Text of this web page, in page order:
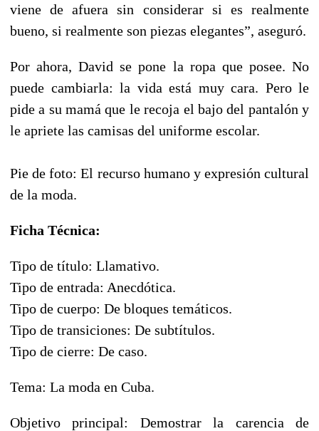
viene de afuera sin considerar si es realmente
bueno, si realmente son piezas elegantes”, aseguró.
Por ahora, David se pone la ropa que posee. No
puede cambiarla: la vida está muy cara. Pero le
pide a su mamá que le recoja el bajo del pantalón y
le apriete las camisas del uniforme escolar.
Pie de foto: El recurso humano y expresión cultural
de la moda.
Ficha Técnica:
Tipo de título: Llamativo.
Tipo de entrada: Anecdótica.
Tipo de cuerpo: De bloques temáticos.
Tipo de transiciones: De subtítulos.
Tipo de cierre: De caso.
Tema: La moda en Cuba.
Objetivo principal: Demostrar la carencia de